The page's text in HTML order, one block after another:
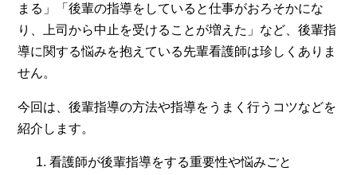
まる」「後輩の指導をしていると仕事がおろそかにな
り、上司から中止を受けることが増えた」など、後輩指
導に関する悩みを抱えている先輩看護師は珍しくありま
せん。
今回は、後輩指導の方法や指導をうまく行うコツなどを
紹介します。
看護師が後輩指導をする重要性や悩みごと